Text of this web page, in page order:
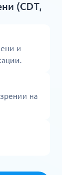
(CDT,
и
на